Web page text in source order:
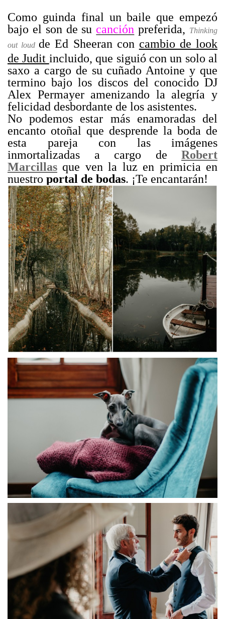
Como guinda final un baile que empezó
bajo el son de su canción preferida,
Thinking
out loudde Ed Sheeran con cambio de look
de Judit incluido, que siguió con un solo al
saxo a cargo de su cuñado Antoine y que
termino bajo los discos del conocido DJ
Alex Permayer amenizando la alegría y
felicidad desbordante de los asistentes.
No podemos estar más enamoradas del
encanto otoñal que desprende la boda de
esta pareja con las imágenes
inmortalizadas a cargo de Robert
Marcillas que ven la luz en primicia en
nuestro portal de bodas. ¡Te encantarán!